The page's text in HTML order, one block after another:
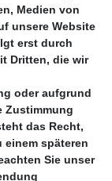
Medien von
unsere Website
erst durch
Dritten, die wir
oder aufgrund
Zustimmung
das Recht,
späteren
Sie unser